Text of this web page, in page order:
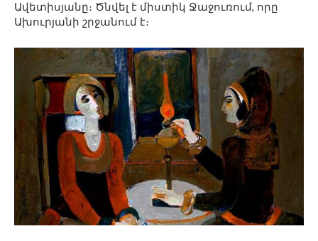
Ավետիսյանը։ Ծնվել է միստիկ Ջաջուռում, որը
Ախուրյանի շրջանում է։